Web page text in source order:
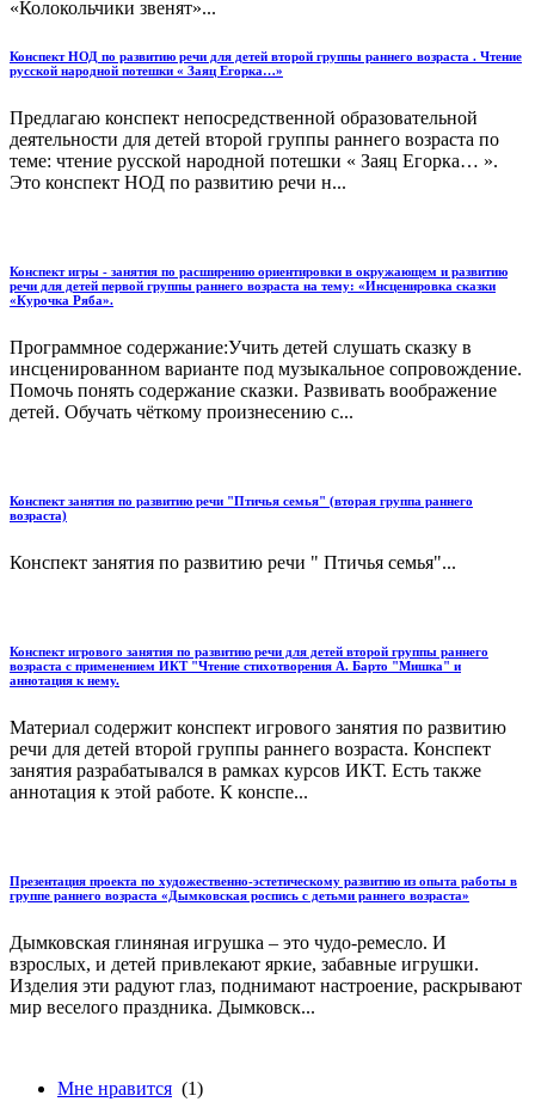
«Колокольчики звенят»...
Конспект НОД по развитию речи для детей второй группы раннего возраста . Чтение
русской народной потешки « Заяц Егорка…»
Предлагаю конспект непосредственной образовательной
деятельности для детей второй группы раннего возраста по
теме: чтение русской народной потешки « Заяц Егорка… ».
Это конспект НОД по развитию речи н...
Конспект игры - занятия по расширению ориентировки в окружающем и развитию
речи для детей первой группы раннего возраста на тему: «Инсценировка сказки
«Курочка Ряба».
Программное содержание:Учить детей слушать сказку в
инсценированном варианте под музыкальное сопровождение.
Помочь понять содержание сказки. Развивать воображение
детей. Обучать чёткому произнесению с...
Конспект занятия по развитию речи "Птичья семья" (вторая группа раннего
возраста)
Конспект занятия по развитию речи " Птичья семья"...
Конспект игрового занятия по развитию речи для детей второй группы раннего
возраста с применением ИКТ "Чтение стихотворения А. Барто "Мишка" и
аннотация к нему.
Материал содержит конспект игрового занятия по развитию
речи для детей второй группы раннего возраста. Конспект
занятия разрабатывался в рамках курсов ИКТ. Есть также
аннотация к этой работе. К конспе...
Презентация проекта по художественно-эстетическому развитию из опыта работы в
группе раннего возраста «Дымковская роспись с детьми раннего возраста»
Дымковская глиняная игрушка – это чудо-ремесло. И
взрослых, и детей привлекают яркие, забавные игрушки.
Изделия эти радуют глаз, поднимают настроение, раскрывают
мир веселого праздника. Дымковск...
Мне нравится (1)